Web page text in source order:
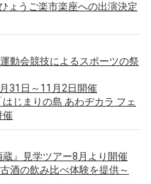
ょうご楽市楽座への出演決定
動会競技によるスポーツの祭
月31日～11月2日開催
じまりの島 あわヂカラ フェ
催
』見学ツアー8月より開催
酒の飲み比べ体験を提供～